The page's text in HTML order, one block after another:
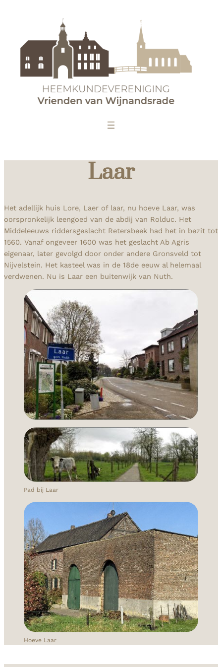
Laar
Het adellijk huis Lore, Laer of laar, nu hoeve Laar, was
oorspronkelijk leengoed van de abdij van Rolduc. Het
Middeleeuws riddersgeslacht Retersbeek had het in bezit tot
1560. Vanaf ongeveer 1600 was het geslacht Ab Agris
eigenaar, later gevolgd door onder andere Gronsveld tot
Nijvelstein. Het kasteel was in de 18de eeuw al helemaal
verdwenen. Nu is Laar een buitenwijk van Nuth.
Pad bij Laar
Hoeve Laar